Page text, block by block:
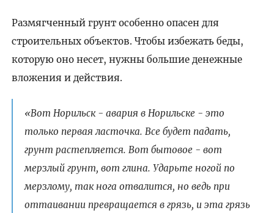
Размягченный грунт особенно опасен для
строительных объектов. Чтобы избежать беды,
которую оно несет, нужны большие денежные
вложения и действия.
«Вот Норильск - авария в Норильске - это
только первая ласточка. Все будет падать,
грунт растепляется. Вот бытовое - вот
мерзлый грунт, вот глина. Ударьте ногой по
мерзлому, так нога отвалится, но ведь при
оттаивании превращается в грязь, и эта грязь